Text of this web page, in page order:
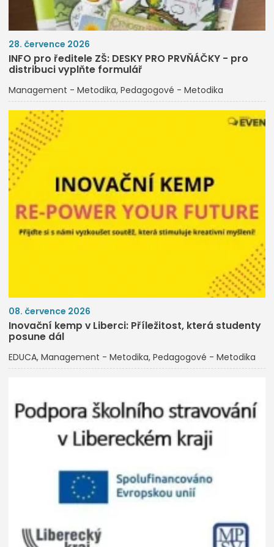
28. července 2026
INFO pro ředitele ZŠ: DESKY PRO PRVŇÁČKY - pro
distribuci vyplňte formulář
Management - Metodika Pedagogové - Metodika
08. července 2026
Inovační kemp v Liberci: Příležitost, která studenty
posune dál
EDUCA Management - Metodika Pedagogové - Metodika